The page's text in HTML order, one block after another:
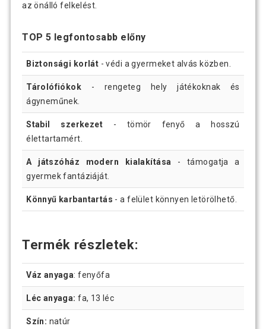
az önálló felkelést.
TOP 5 legfontosabb előny
Biztonsági korlát - védi a gyermeket alvás közben.
Tárolófiókok - rengeteg hely játékoknak és
ágyneműnek.
Stabil szerkezet - tömör fenyő a hosszú
élettartamért.
A játszóház modern kialakítása - támogatja a
gyermek fantáziáját.
Könnyű karbantartás - a felület könnyen letörölhető.
Termék részletek:
Váz anyaga: fenyőfa
Léc anyaga: fa, 13 léc
Szín: natúr